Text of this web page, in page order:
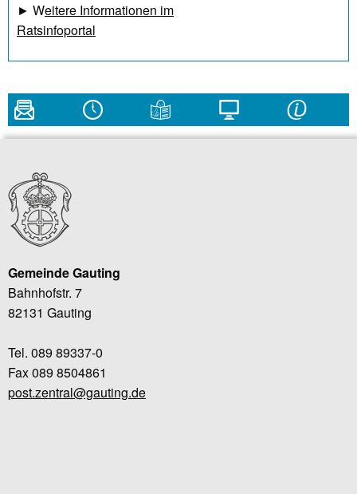
► Weitere Informationen im
Ratsinfoportal
Gemeinde Gauting
Bahnhofstr. 7
82131 Gauting
Tel. 089 89337-0
Fax 089 8504861
post.zentral@gauting.de